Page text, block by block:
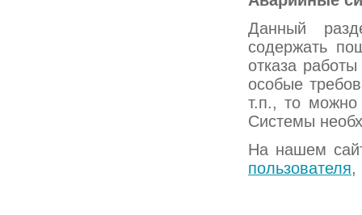
Данный
содержать
отказа
особые
т.п., то можно
Системы
На нашем
пользователя,